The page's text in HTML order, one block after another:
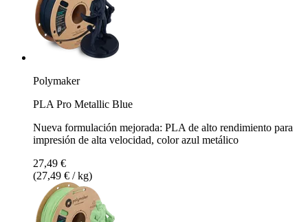
Polymaker
PLA Pro Metallic Blue
Nueva formulación mejorada: PLA de alto rendimiento para
impresión de alta velocidad, color azul metálico
27,49 €
(27,49 € / kg)